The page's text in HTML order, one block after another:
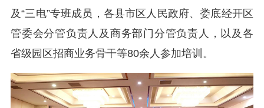
及“三电”专班成员，各县市区人民政府、娄底经开区
管委会分管负责人及商务部门分管负责人，以及各
省级园区招商业务骨干等80余人参加培训。